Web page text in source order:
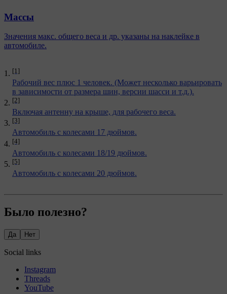
[1]
Рабочий вес плюс 1 человек. (Может несколько варьировать
в зависимости от размера шин, версии шасси и т.д.).
[2]
Включая антенну на крыше, для рабочего веса.
[3]
Автомобиль с колесами 17 дюймов.
[4]
Автомобиль с колесами 18/19 дюймов.
[5]
Автомобиль с колесами 20 дюймов.
Массы
Значения макс. общего веса и др. указаны на наклейке в
автомобиле.
Было полезно?
Да Нет